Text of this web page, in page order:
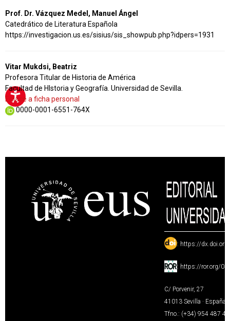
Prof. Dr. Vázquez Medel, Manuel Ángel
Catedrático de Literatura Española
https://investigacion.us.es/sisius/sis_showpub.php?idpers=1931
Vitar Mukdsi, Beatriz
Profesora Titular de Historia de América
Facultad de HIstoria y Geografía. Universidad de Sevilla.
Enlace a ficha personal
0000-0001-6551-764X
: https://
: https://ror.org/
C/ Porvenir, 27
41013 Sevilla · España
Tfno.: (+34) 954 487